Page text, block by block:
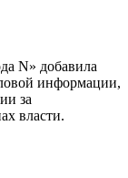
N» добавила
информации,
за
власти.